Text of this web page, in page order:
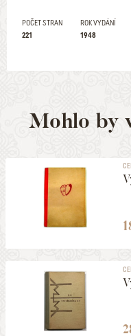
POČET STRAN
221
ROK VYDÁNÍ
1948
Mohlo by